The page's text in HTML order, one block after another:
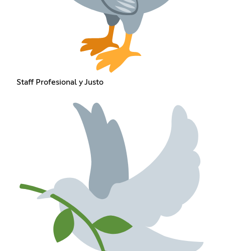
Staff Profesional y Justo